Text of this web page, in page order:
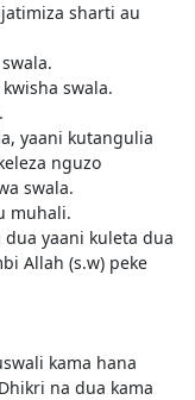
sharti au
swala.
yaani kutangulia
nguzo
swala.
muhali.
yaani kuleta dua
Allah (s.w) peke
kama hana
na dua kama